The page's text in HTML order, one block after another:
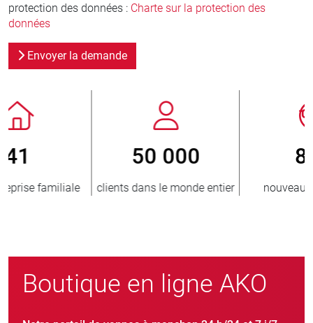
protection des données : Charte sur la protection des
données
Envoyer la demande
nouveaux clients/an
> 3 500 000
unités vendues
Boutique en ligne AKO